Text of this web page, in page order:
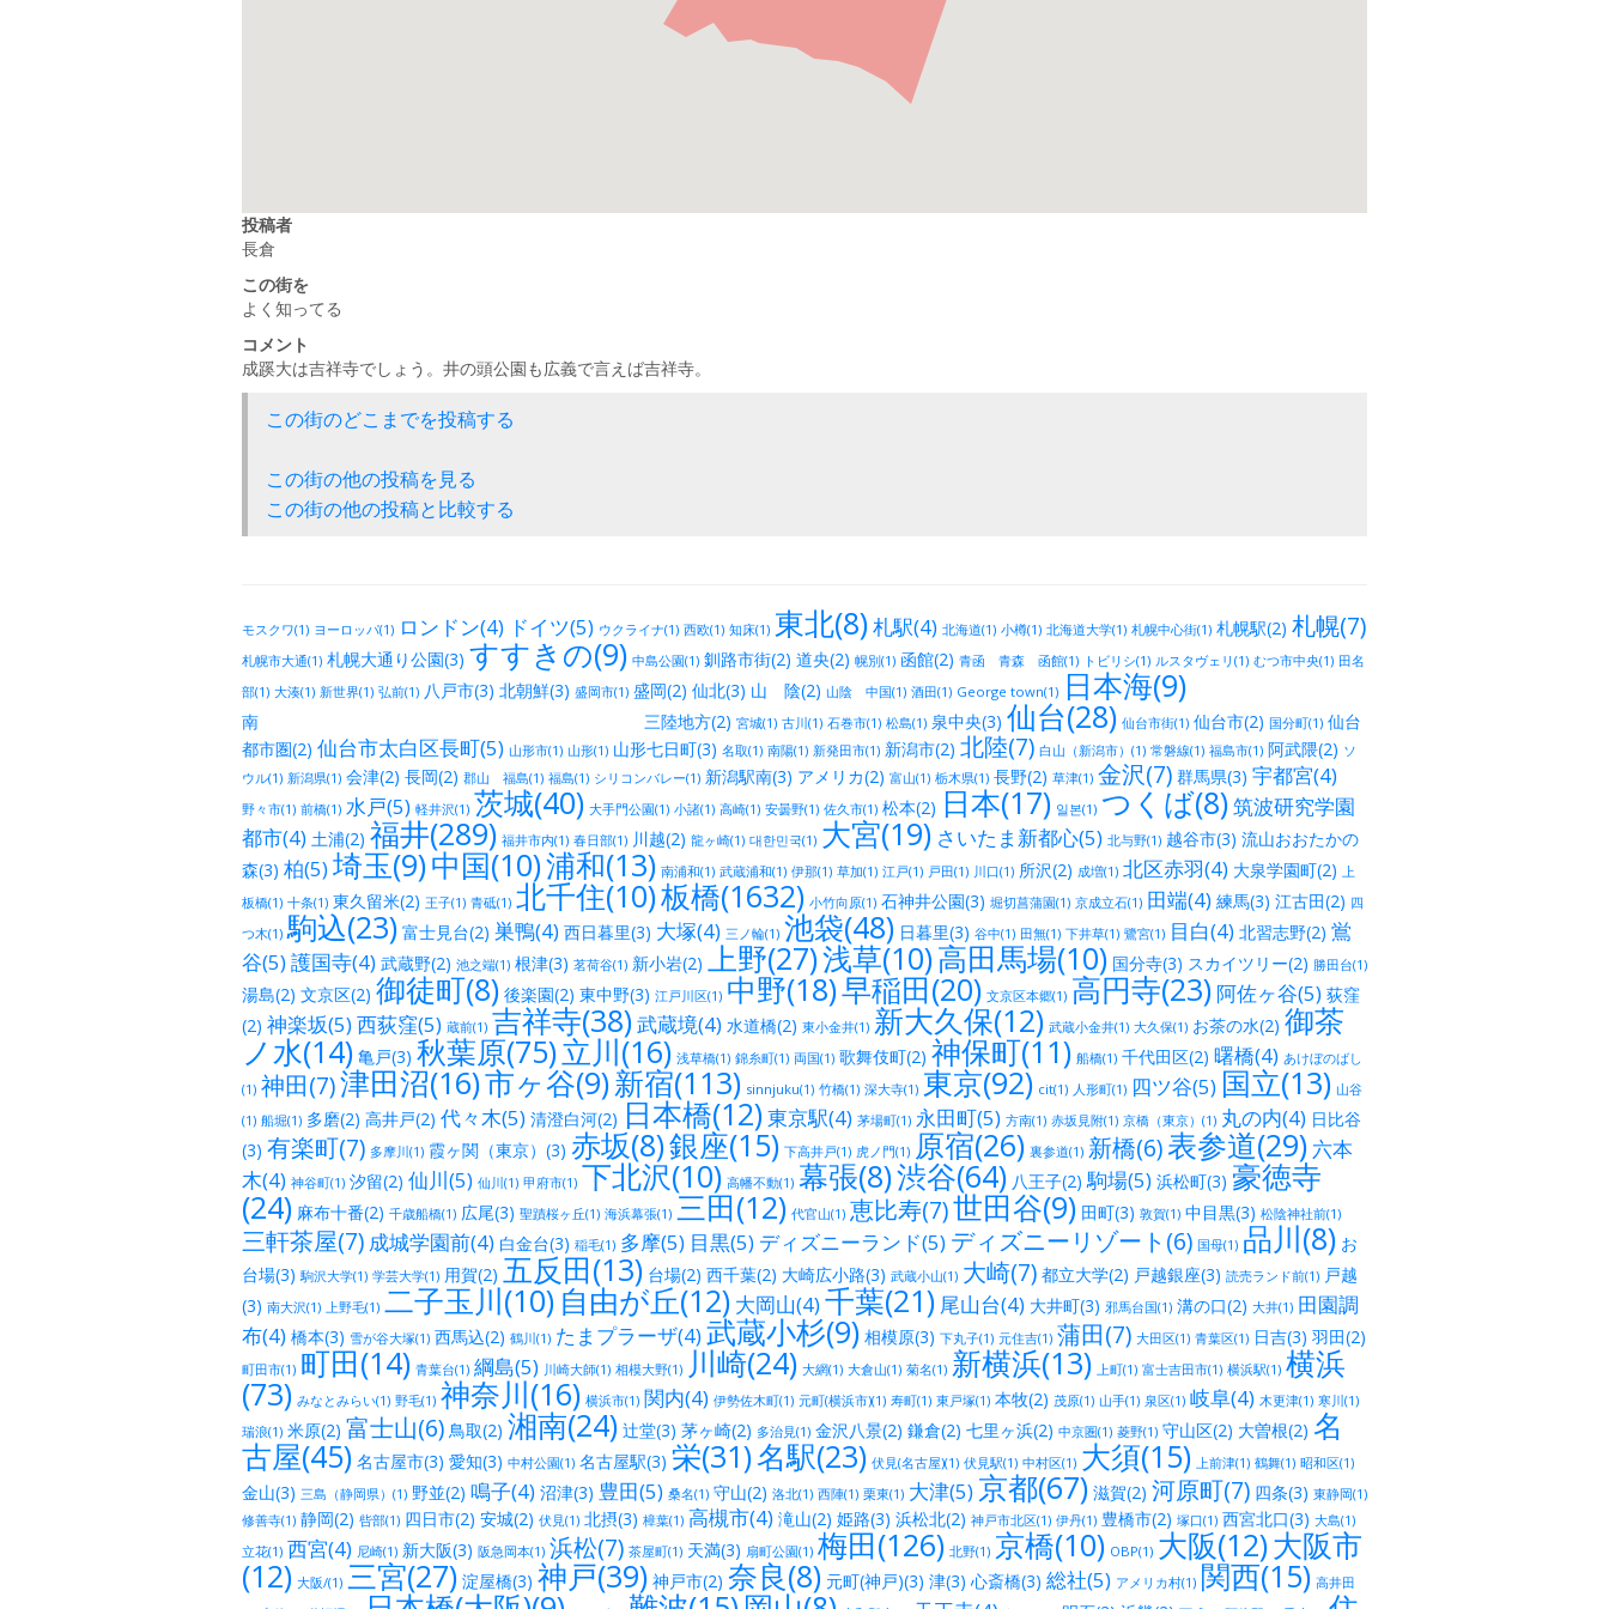
投稿者
長倉
この街を
よく知ってる
コメント
成蹊大は吉祥寺でしょう。井の頭公園も広義で言えば吉祥寺。
この街のどこまでを投稿する
この街の他の投稿を見る
この街の他の投稿と比較する
モスクワ(1) ヨーロッパ(1) ロンドン(4) ドイツ(5) ウクライナ(1) 西欧(1) 知床(1) 東北(8)札駅(4) 北海道(1) 小樽(1) 北海道大学(1) 札幌中心街(1) 札幌駅(2) 札幌(7)
札幌市大通(1) 札幌大通り公園(3) すすきの(9) 中島公園(1) 釧路市街(2) 道央(2) 幌別(1) 函館(2) 青函 青森 函館(1) トビリシ(1) ルスタヴェリ(1) むつ市中央(1) 田名
部(1) 大湊(1) 新世界(1) 弘前(1) 八戸市(3) 北朝鮮(3) 盛岡市(1) 盛岡(2) 仙北(3) 山 陰(2) 山陰 中国(1) 酒田(1) George town(1) 日本海(9)
南 三陸地方(2) 宮城(1) 古川(1) 石巻市(1) 松島(1) 泉中央(3) 仙台(28) 仙台市街(1) 仙台市(2) 国分町(1) 仙台
都市圏(2) 仙台市太白区長町(5) 山形市(1) 山形(1) 山形七日町(3) 名取(1) 南陽(1) 新発田市(1) 新潟市(2) 北陸(7) 白山（新潟市）(1) 常磐線(1) 福島市(1) 阿武隈(2) ソ
ウル(1) 新潟県(1) 会津(2) 長岡(2) 郡山 福島(1) 福島(1) シリコンバレー(1) 新潟駅南(3) アメリカ(2) 富山(1) 栃木県(1) 長野(2) 草津(1) 金沢(7) 群馬県(3) 宇都宮(4)
野々市(1) 前橋(1) 水戸(5) 軽井沢(1) 茨城(40) 大手門公園(1) 小諸(1) 高崎(1) 安曇野(1) 佐久市(1) 松本(2) 日本(17) 일본(1) つくば(8)筑波研究学園
都市(4) 土浦(2) 福井(289) 福井市内(1) 春日部(1) 川越(2) 龍ヶ崎(1) 대한민국(1) 大宮(19) さいたま新都心(5) 北与野(1) 越谷市(3) 流山おおたかの
森(3) 柏(5)埼玉(9)中国(10)浦和(13) 南浦和(1) 武蔵浦和(1) 伊那(1) 草加(1) 江戸(1) 戸田(1) 川口(1) 所沢(2) 成増(1) 北区赤羽(4) 大泉学園町(2) 上
板橋(1) 十条(1) 東久留米(2) 王子(1) 青砥(1) 北千住(10)板橋(1632) 小竹向原(1) 石神井公園(3) 堀切菖蒲園(1) 京成立石(1) 田端(4) 練馬(3) 江古田(2) 四
つ木(1) 駒込(23) 富士見台(2) 巣鴨(4) 西日暮里(3) 大塚(4) 三ノ輪(1) 池袋(48) 日暮里(3) 谷中(1) 田無(1) 下井草(1) 鷺宮(1) 目白(4) 北習志野(2) 鴬
谷(5)護国寺(4) 武蔵野(2) 池之端(1) 根津(3) 茗荷谷(1) 新小岩(2) 上野(27)浅草(10)高田馬場(10) 国分寺(3) スカイツリー(2) 勝田台(1)
湯島(2) 文京区(2) 御徒町(8) 後楽園(2) 東中野(3) 江戸川区(1) 中野(18)早稲田(20) 文京区本郷(1) 高円寺(23) 阿佐ヶ谷(5) 荻窪
(2) 神楽坂(5)西荻窪(5) 蔵前(1) 吉祥寺(38)武蔵境(4) 水道橋(2) 東小金井(1) 新大久保(12) 武蔵小金井(1) 大久保(1) お茶の水(2) 御茶
ノ水(14) 亀戸(3) 秋葉原(75)立川(16) 浅草橋(1) 錦糸町(1) 両国(1) 歌舞伎町(2) 神保町(11) 船橋(1) 千代田区(2) 曙橋(4) あけぼのばし
(1) 神田(7)津田沼(16)市ヶ谷(9)新宿(113) sinnjuku(1) 竹橋(1) 深大寺(1) 東京(92) cit(1) 人形町(1) 四ツ谷(5) 国立(13) 山谷
(1) 船堀(1) 多磨(2) 高井戸(2) 代々木(5) 清澄白河(2) 日本橋(12)東京駅(4) 茅場町(1) 永田町(5) 方南(1) 赤坂見附(1) 京橋（東京）(1) 丸の内(4) 日比谷
(3) 有楽町(7) 多摩川(1) 霞ヶ関（東京）(3) 赤坂(8)銀座(15) 下高井戸(1) 虎ノ門(1) 原宿(26) 裏参道(1) 新橋(6)表参道(29) 六本
木(4) 神谷町(1) 汐留(2) 仙川(5) 仙川(1) 甲府市(1) 下北沢(10) 高幡不動(1) 幕張(8)渋谷(64) 八王子(2) 駒場(5) 浜松町(3) 豪徳寺
(24) 麻布十番(2) 千歳船橋(1) 広尾(3) 聖蹟桜ヶ丘(1) 海浜幕張(1) 三田(12) 代官山(1) 恵比寿(7)世田谷(9) 田町(3) 敦賀(1) 中目黒(3) 松陰神社前(1)
三軒茶屋(7) 成城学園前(4) 白金台(3) 稲毛(1) 多摩(5) 目黒(5) ディズニーランド(5) ディズニーリゾート(6) 国母(1) 品川(8) お
台場(3) 駒沢大学(1) 学芸大学(1) 用賀(2) 五反田(13) 台場(2) 西千葉(2) 大崎広小路(3) 武蔵小山(1) 大崎(7) 都立大学(2) 戸越銀座(3) 読売ランド前(1) 戸越
(3) 南大沢(1) 上野毛(1) 二子玉川(10) 自由が丘(12) 大岡山(4)千葉(21) 尾山台(4) 大井町(3) 邪馬台国(1) 溝の口(2) 大井(1) 田園調
布(4) 橋本(3) 雪が谷大塚(1) 西馬込(2) 鶴川(1) たまプラーザ(4)武蔵小杉(9) 相模原(3) 下丸子(1) 元住吉(1) 蒲田(7) 大田区(1) 青葉区(1) 日吉(3) 羽田(2)
町田市(1) 町田(14) 青葉台(1) 綱島(5) 川崎大師(1) 相模大野(1) 川崎(24) 大網(1) 大倉山(1) 菊名(1) 新横浜(13) 上町(1) 富士吉田市(1) 横浜駅(1) 横浜
(73) みなとみらい(1) 野毛(1) 神奈川(16) 横浜市(1) 関内(4) 伊勢佐木町(1) 元町(横浜市)(1) 寿町(1) 東戸塚(1) 本牧(2) 茂原(1) 山手(1) 泉区(1) 岐阜(4) 木更津(1) 寒川(1)
瑞浪(1) 米原(2) 富士山(6) 鳥取(2) 湘南(24) 辻堂(3) 茅ヶ崎(2) 多治見(1) 金沢八景(2) 鎌倉(2) 七里ヶ浜(2) 中京圏(1) 菱野(1) 守山区(2) 大曽根(2) 名
古屋(45) 名古屋市(3) 愛知(3) 中村公園(1) 名古屋駅(3) 栄(31)名駅(23) 伏見(名古屋)(1) 伏見駅(1) 中村区(1) 大須(15) 上前津(1) 鶴舞(1) 昭和区(1)
金山(3) 三島（静岡県）(1) 野並(2) 鳴子(4) 沼津(3) 豊田(5) 桑名(1) 守山(2) 洛北(1) 西陣(1) 栗東(1) 大津(5) 京都(67) 滋賀(2) 河原町(7) 四条(3) 東静岡(1)
修善寺(1) 静岡(2) 呰部(1) 四日市(2) 安城(2) 伏見(1) 北摂(3) 樟葉(1) 高槻市(4) 滝山(2) 姫路(3) 浜松北(2) 神戸市北区(1) 伊丹(1) 豊橋市(2) 塚口(1) 西宮北口(3) 大島(1)
立花(1) 西宮(4) 尼崎(1) 新大阪(3) 阪急岡本(1) 浜松(7) 茶屋町(1) 天満(3) 扇町公園(1) 梅田(126) 北野(1) 京橋(10) OBP(1) 大阪(12)大阪市
(12) 大阪/(1) 三宮(27) 淀屋橋(3) 神戸(39) 神戸市(2) 奈良(8) 元町(神戸)(3) 津(3) 心斎橋(3) 総社(5) アメリカ村(1) 関西(15) 高井田